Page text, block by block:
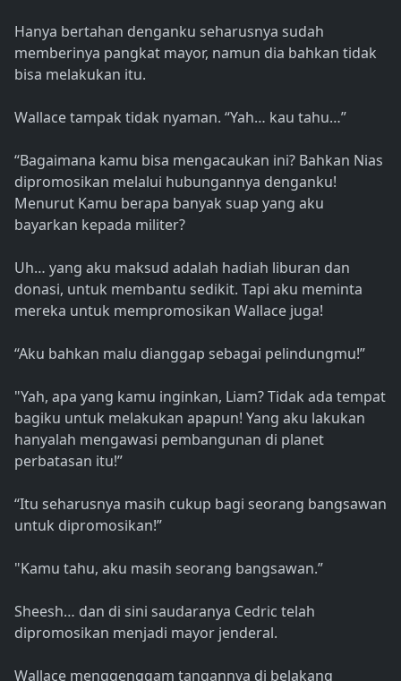
Hanya bertahan denganku seharusnya sudah
memberinya pangkat mayor, namun dia bahkan tidak
bisa melakukan itu.
Wallace tampak tidak nyaman. “Yah… kau tahu…”
“Bagaimana kamu bisa mengacaukan ini? Bahkan Nias
dipromosikan melalui hubungannya denganku!
Menurut Kamu berapa banyak suap yang aku
bayarkan kepada militer?
Uh… yang aku maksud adalah hadiah liburan dan
donasi, untuk membantu sedikit. Tapi aku meminta
mereka untuk mempromosikan Wallace juga!
“Aku bahkan malu dianggap sebagai pelindungmu!”
"Yah, apa yang kamu inginkan, Liam? Tidak ada tempat
bagiku untuk melakukan apapun! Yang aku lakukan
hanyalah mengawasi pembangunan di planet
perbatasan itu!”
“Itu seharusnya masih cukup bagi seorang bangsawan
untuk dipromosikan!”
"Kamu tahu, aku masih seorang bangsawan.”
Sheesh… dan di sini saudaranya Cedric telah
dipromosikan menjadi mayor jenderal.
Wallace menggenggam tangannya di belakang